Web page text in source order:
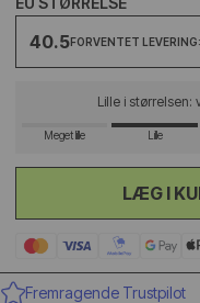
40.5FORVENTET
Lille i størrelsen:
Meget lille Lille
LÆG I
Fremragende Trustpilot